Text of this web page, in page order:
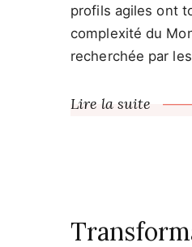
profils agiles ont
complexité du
recherchée par
Lire la suite